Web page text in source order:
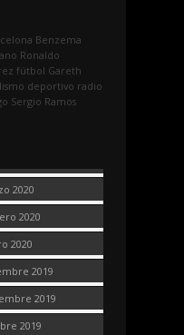
Benzema
Ronaldo
fútbol Gareth
deportivo radio
Sergio Ramos
2020
2020
2020
2019
2019
2019